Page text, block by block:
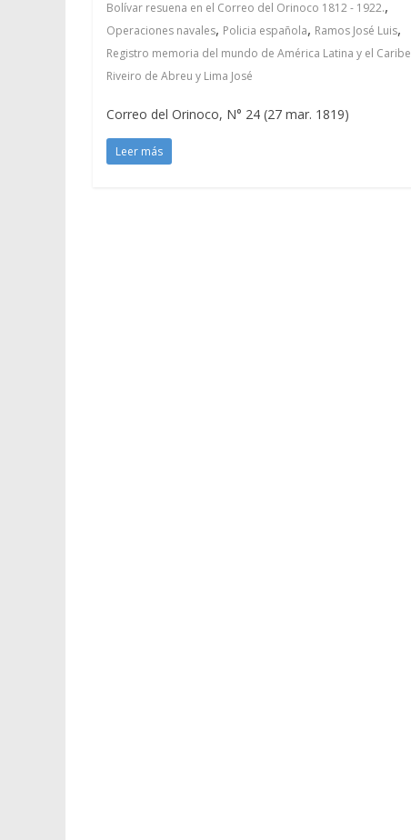
Bolívar resuena en el Correo del Orinoco 1812 - 1922.,
Operaciones navales, Policia española, Ramos José Luis,
Registro memoria del mundo de América Latina y el Caribe
Riveiro de Abreu y Lima José
Correo del Orinoco, N° 24 (27 mar. 1819)
Leer más